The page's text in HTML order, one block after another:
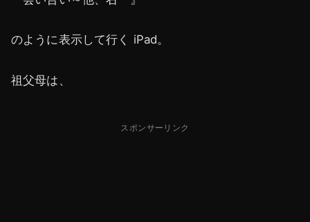
のように表示して行く iPad。
祖父母は、
スポンサーリンク